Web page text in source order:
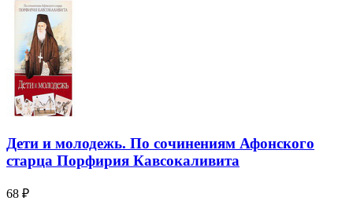
Дети и молодежь. По сочинениям Афонского
старца Порфирия Кавсокаливита
68 ₽